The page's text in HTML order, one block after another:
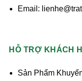
Email:
HỖ TRỢ KHÁCH
Sản Phẩm